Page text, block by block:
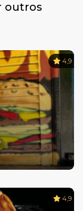
outros
4,9
4,9